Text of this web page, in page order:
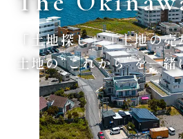
「土地探し」「土地の
土地の“これから”を一